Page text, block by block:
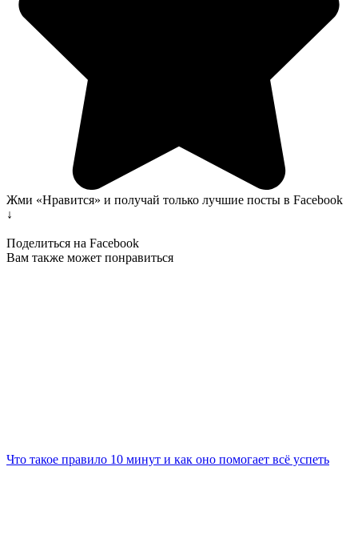
Жми «Нравится» и получай только лучшие посты в Facebook
↓
Поделиться на Facebook
Вам также может понравиться
Что такое правило 10 минут и как оно помогает всё успеть